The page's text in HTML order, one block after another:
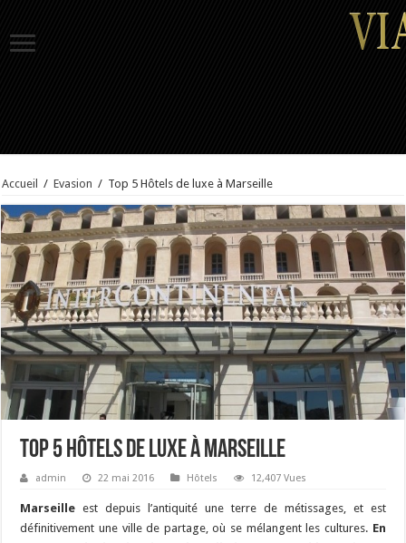
Accueil / Evasion / Top 5 Hôtels de luxe à Marseille
Top 5 Hôtels de luxe à Marseille
admin 22 mai 2016 Hôtels 12,407 Vues
Marseille est depuis l’antiquité une terre de métissages, et est
définitivement une ville de partage, où se mélangent les cultures. En